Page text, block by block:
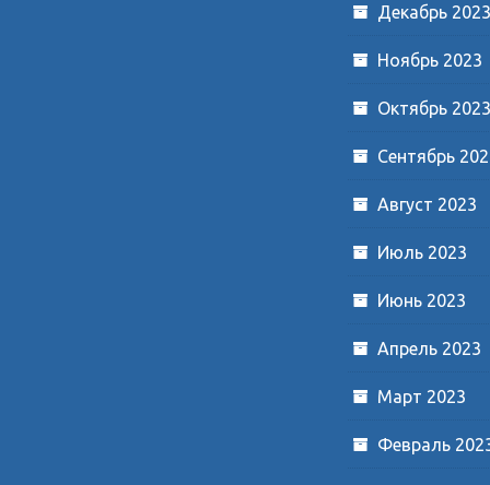
Декабрь 2023
Ноябрь 2023
Октябрь 2023
Сентябрь
Август 2023
Июль 2023
Июнь 2023
Апрель 2023
Март 2023
Февраль